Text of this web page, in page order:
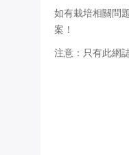
如有栽培相關問
案！
注意：只有此網